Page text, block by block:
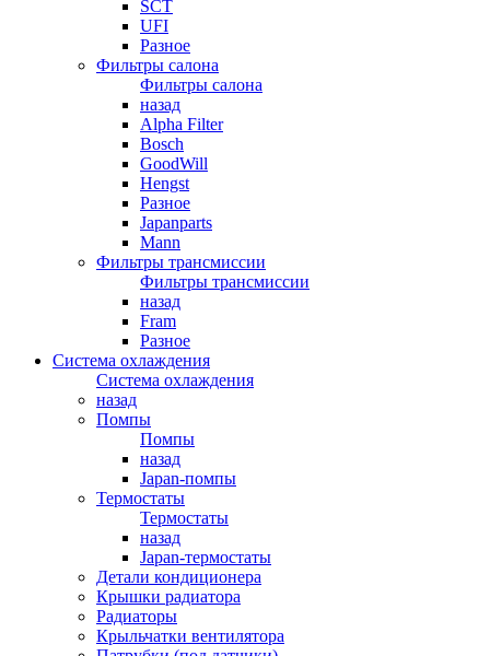
SCT
UFI
Разное
Фильтры салона
Фильтры салона
назад
Alpha Filter
Bosch
GoodWill
Hengst
Разное
Japanparts
Mann
Фильтры трансмиссии
Фильтры трансмиссии
назад
Fram
Разное
Система охлаждения
Система охлаждения
назад
Помпы
Помпы
назад
Japan-помпы
Термостаты
Термостаты
назад
Japan-термостаты
Детали кондиционера
Крышки радиатора
Радиаторы
Крыльчатки вентилятора